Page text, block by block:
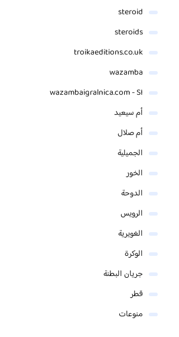
steroid
steroids
troikaeditions.co.uk
wazamba
wazambaigralnica.com - SI
أم سيعيد
أم صلال
الجميلية
الخور
الدوحة
الرويس
الغويرية
الوكرة
جريان البطنة
قطر
منوعات